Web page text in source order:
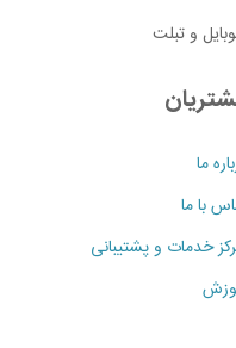
و تبلت
ما
با ما
خدمات و پشتیبانی